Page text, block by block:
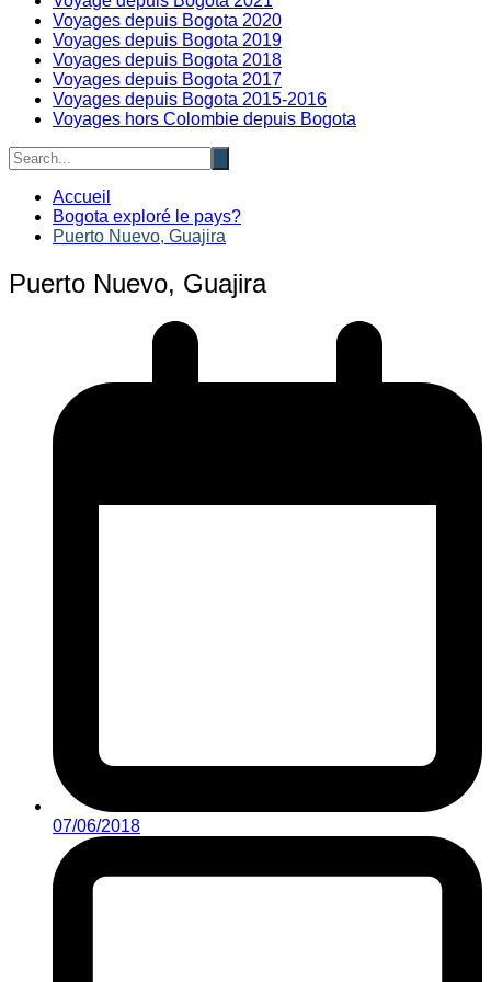
Voyages depuis Bogota 2020
Voyages depuis Bogota 2019
Voyages depuis Bogota 2018
Voyages depuis Bogota 2017
Voyages depuis Bogota 2015-2016
Voyages hors Colombie depuis Bogota
Accueil
Bogota exploré le pays?
Puerto Nuevo, Guajira
Puerto Nuevo, Guajira
07/06/2018